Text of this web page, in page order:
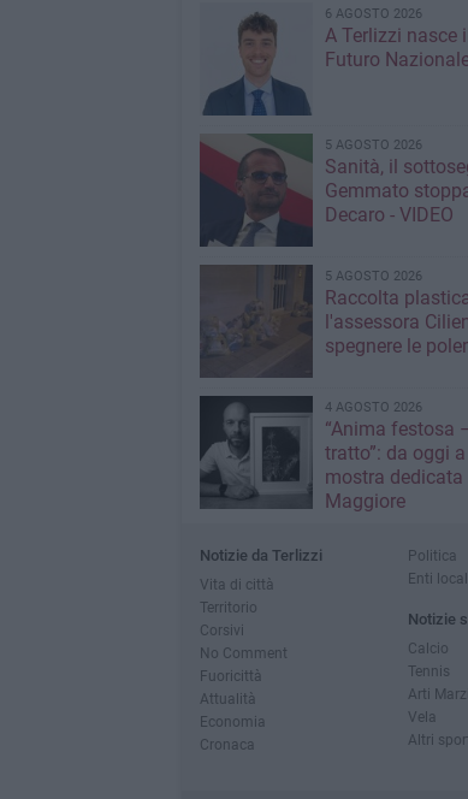
6 AGOSTO 2026
A Terlizzi nasce
Futuro
5 AGOSTO 2026
Sanità, il
Gemmato
Decaro - VIDEO
5 AGOSTO 2026
Raccolta
l'assessora
spegnere le
4 AGOSTO 2026
“Anima festosa
tratto”: da oggi
mostra dedicata
Maggiore
Notizie da Terlizzi
Vita di città
Territorio
Corsivi
No Comment
Fuoricittà
Attualità
Economia
Cronaca
Politica
Enti
Notizie
Calcio
Tennis
Arti
Vela
Altri